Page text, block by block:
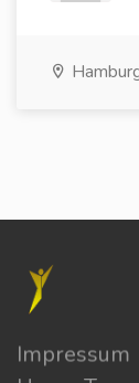
Impressum